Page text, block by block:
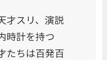
才スリ、演説
時計を持つ
たちは百発百